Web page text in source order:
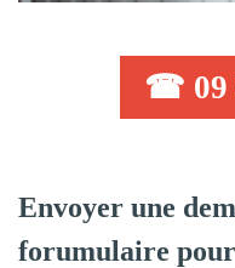
☎ 09
Envoyer une
forumulaire